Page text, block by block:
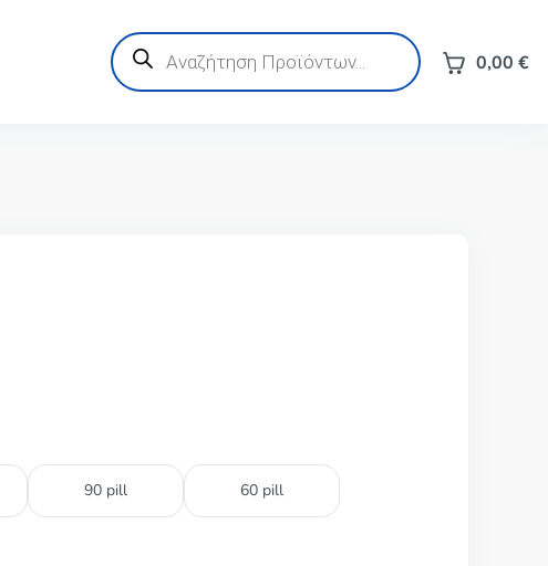
Products
search 0,00 €
90 pill 60 pill